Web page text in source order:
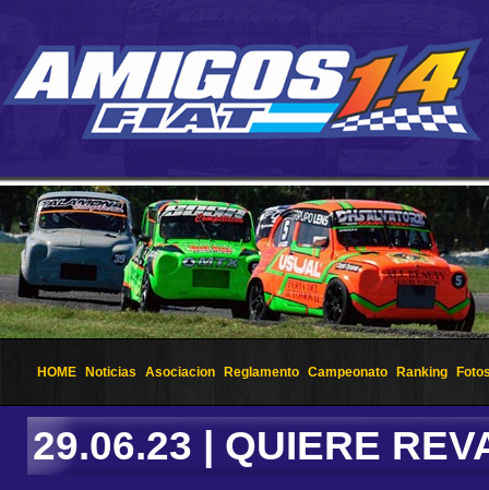
HOME Noticias Asociacion Reglamento Campeonato Ranking
29.06.23 | QUIERE